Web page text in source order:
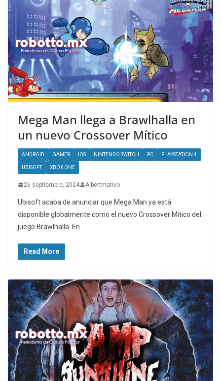
Mega Man llega a Brawlhalla en
un nuevo Crossover Mítico
ANDROID GAMER IOS NINTENDO SWITCH PC PLAYSTATION 4
UBISOFT XBOX ONE
26 septiembre, 2024 Albertmativo
Ubisoft acaba de anunciar que Mega Man ya está
disponible globalmente como el nuevo Crossover Mítico del
juego Brawlhalla. En
Read More